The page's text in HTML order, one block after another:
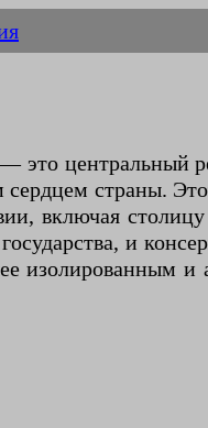
страны.
включая
и
изолированным